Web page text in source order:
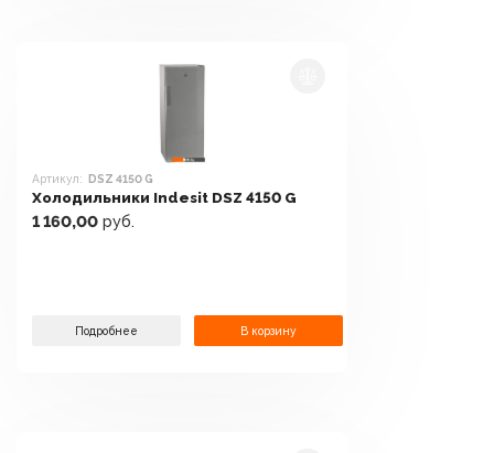
Артикул: DSZ 4150 G
Холодильники Indesit DSZ 4150 G
1 160,00 руб.
Подробнее В корзину